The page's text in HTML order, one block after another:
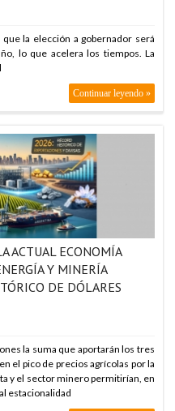
la elección a gobernador será
lo que acelera los tiempos. La
Continuar leyendo »
ACTUAL ECONOMÍA
Y MINERÍA
DE DÓLARES
la suma que aportarán los tres
el pico de precios agrícolas por la
y el sector minero permitirían, en
estacionalidad